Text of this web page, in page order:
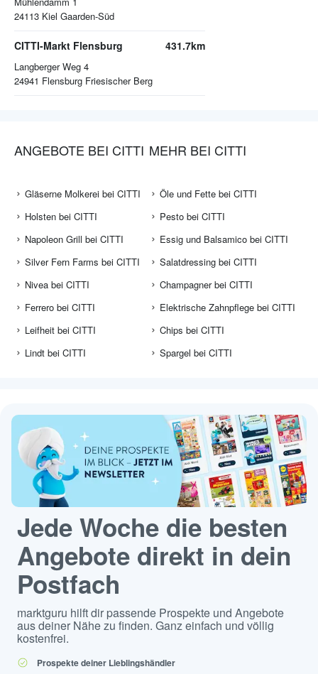
24113 Kiel Gaarden-Süd
CITTI-Markt Flensburg
Langberger Weg 4
24941 Flensburg Friesischer Berg
431.7km
ANGEBOTE BEI CITTI
Gläserne Molkerei bei CITTI
Holsten bei CITTI
Napoleon Grill bei CITTI
Silver Fern Farms bei CITTI
Nivea bei CITTI
Ferrero bei CITTI
Leifheit bei CITTI
Lindt bei CITTI
MEHR BEI CITTI
Öle und Fette bei CITTI
Pesto bei CITTI
Essig und Balsamico bei CITTI
Salatdressing bei CITTI
Champagner bei CITTI
Elektrische Zahnpflege bei CITTI
Chips bei CITTI
Spargel bei CITTI
Jede Woche die besten
Angebote direkt in dein
Postfach
marktguru hilft dir passende Prospekte und Angebote
aus deiner Nähe zu finden. Ganz einfach und völlig
kostenfrei.
Prospekte deiner Lieblingshändler